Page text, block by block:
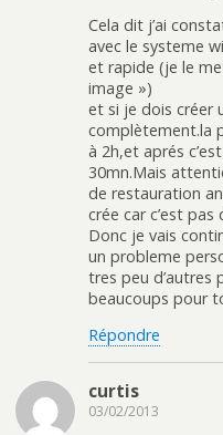
Cela dit j’ai
avec le systeme
et rapide (je le
image »)
et si je dois créer
complètement.la
à 2h,et aprés
30mn.Mais
de restauration
crée car c’est
Donc je vais
un probleme
tres peu d’autres
beaucoups pour
Répondre
curtis
03/02/2013